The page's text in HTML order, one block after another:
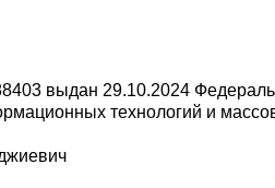
выдан 29.10.2024
технологий и